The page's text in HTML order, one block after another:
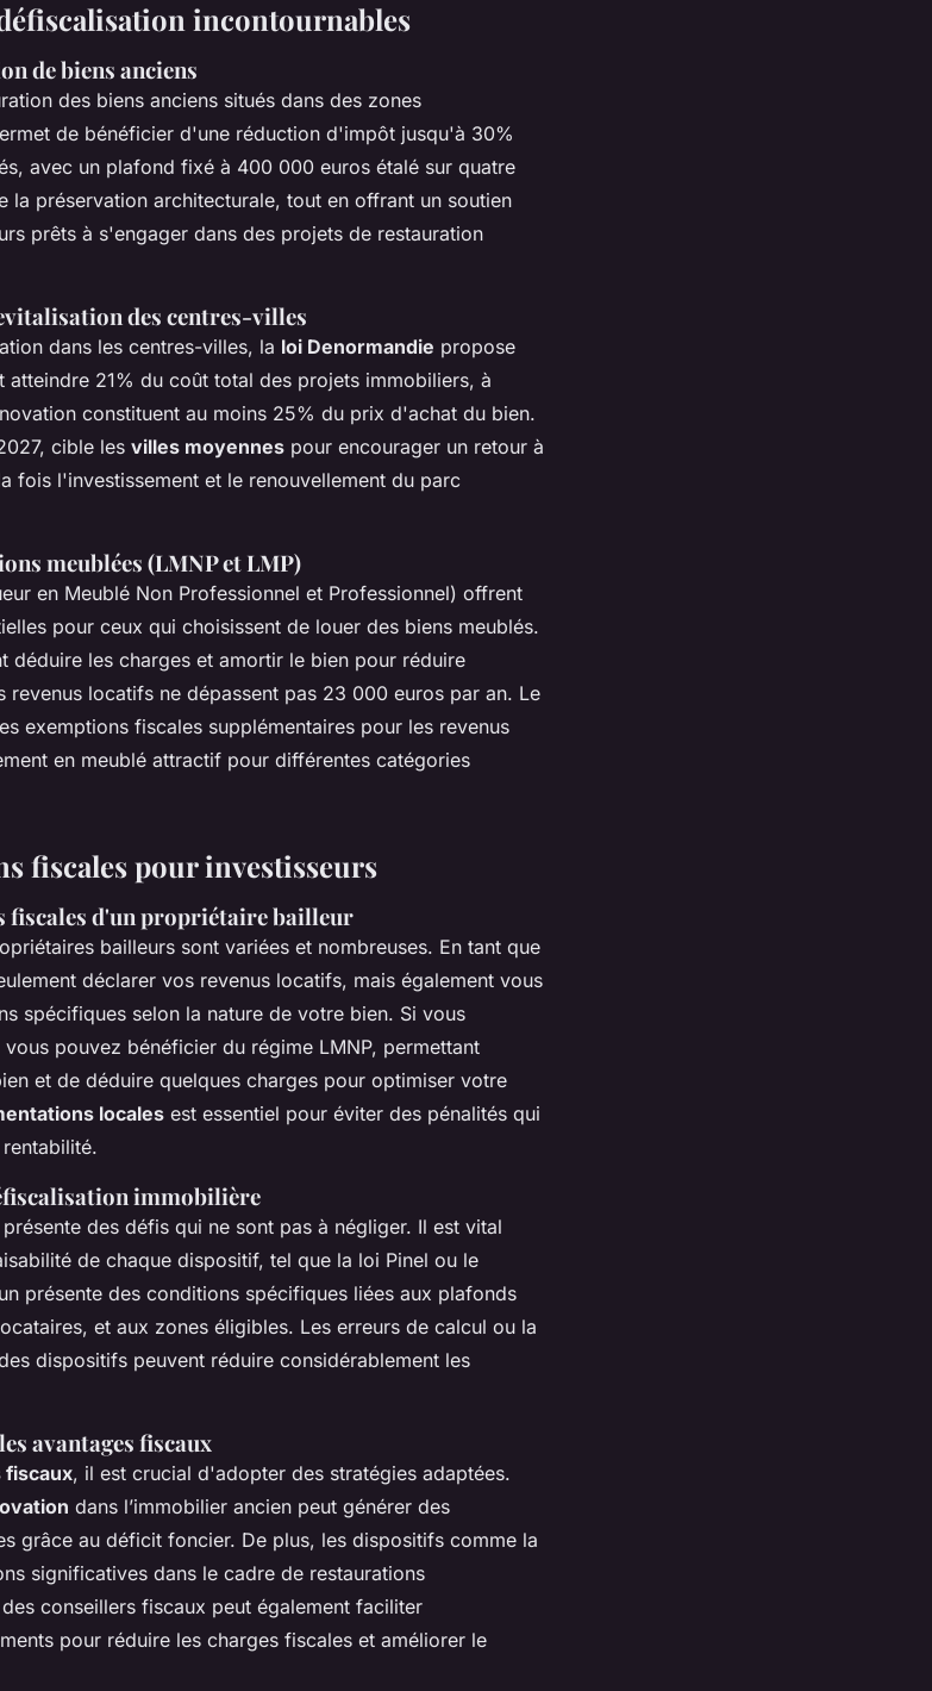
incontournables
de biens anciens
des biens anciens situés dans des zones
de bénéficier d'une réduction d'impôt jusqu'à 30%
avec un plafond fixé à 400 000 euros étalé sur quatre
la préservation architecturale, tout en offrant un soutien
prêts à s'engager dans des projets de restauration
des centres-villes
dans les centres-villes, la loi Denormandie propose
21% du coût total des projets immobiliers, à
constituent au moins 25% du prix d'achat du bien.
cible les villes moyennes pour encourager un retour à
fois l'investissement et le renouvellement du parc
meublées (LMNP et LMP)
en Meublé Non Professionnel et Professionnel) offrent
pour ceux qui choisissent de louer des biens meublés.
déduire les charges et amortir le bien pour réduire
locatifs ne dépassent pas 23 000 euros par an. Le
exemptions fiscales supplémentaires pour les revenus
en meublé attractif pour différentes catégories
fiscales pour investisseurs
fiscales d'un propriétaire bailleur
bailleurs sont variées et nombreuses. En tant que
déclarer vos revenus locatifs, mais également vous
spécifiques selon la nature de votre bien. Si vous
pouvez bénéficier du régime LMNP, permettant
et de déduire quelques charges pour optimiser votre
locales est essentiel pour éviter des pénalités qui
immobilière
présente des défis qui ne sont pas à négliger. Il est vital
de chaque dispositif, tel que la loi Pinel ou le
présente des conditions spécifiques liées aux plafonds
et aux zones éligibles. Les erreurs de calcul ou la
dispositifs peuvent réduire considérablement les
avantages fiscaux
fiscaux, il est crucial d'adopter des stratégies adaptées.
dans l’immobilier ancien peut générer des
grâce au déficit foncier. De plus, les dispositifs comme la
significatives dans le cadre de restaurations
conseillers fiscaux peut également faciliter
pour réduire les charges fiscales et améliorer le